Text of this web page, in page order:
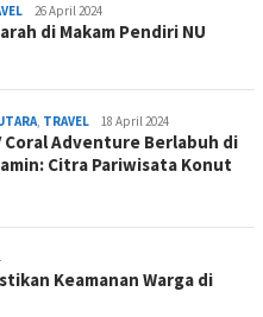
admin
26 April 2024
di Makam Pendiri NU
TRAVEL admin
18 April 2024
Coral Adventure Berlabuh di
Citra Pariwisata Konut
Keamanan Warga di